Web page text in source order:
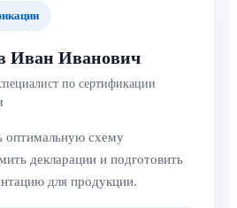
Иван Иванович
по сертификации
оптимальную схему
декларации и подготовить
для продукции.